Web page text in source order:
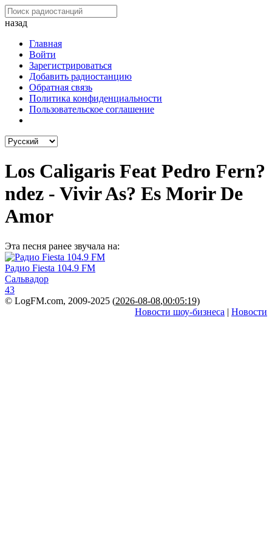
назад
Главная
Войти
Зарегистрироваться
Добавить радиостанцию
Обратная связь
Политика конфиденциальности
Пользовательское соглашение
Los Caligaris Feat Pedro Fern?
ndez - Vivir As? Es Morir De
Amor
Эта песня ранее звучала на:
Радио Fiesta 104.9 FM
Сальвадор
43
© LogFM.com, 2009-2025 (2026-08-08,00:05:19)
Новости шоу-бизнеса | Новости